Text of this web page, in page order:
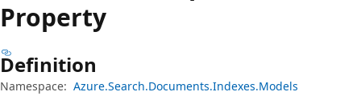
Property
Definition
Namespace: Azure.Search.Documents.Indexes.Models